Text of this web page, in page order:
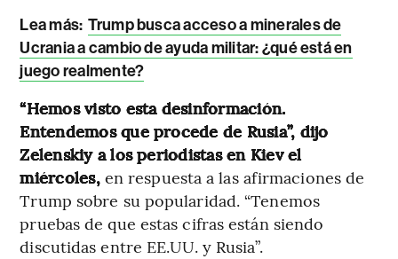
Lea más: Trump busca acceso a minerales de
Ucrania a cambio de ayuda militar: ¿qué está en
juego realmente?
“Hemos visto esta desinformación.
Entendemos que procede de Rusia”, dijo
Zelenskiy a los periodistas en Kiev el
miércoles,en respuesta a las afirmaciones de
Trump sobre su popularidad. “Tenemos
pruebas de que estas cifras están siendo
discutidas entre EE.UU. y Rusia”.